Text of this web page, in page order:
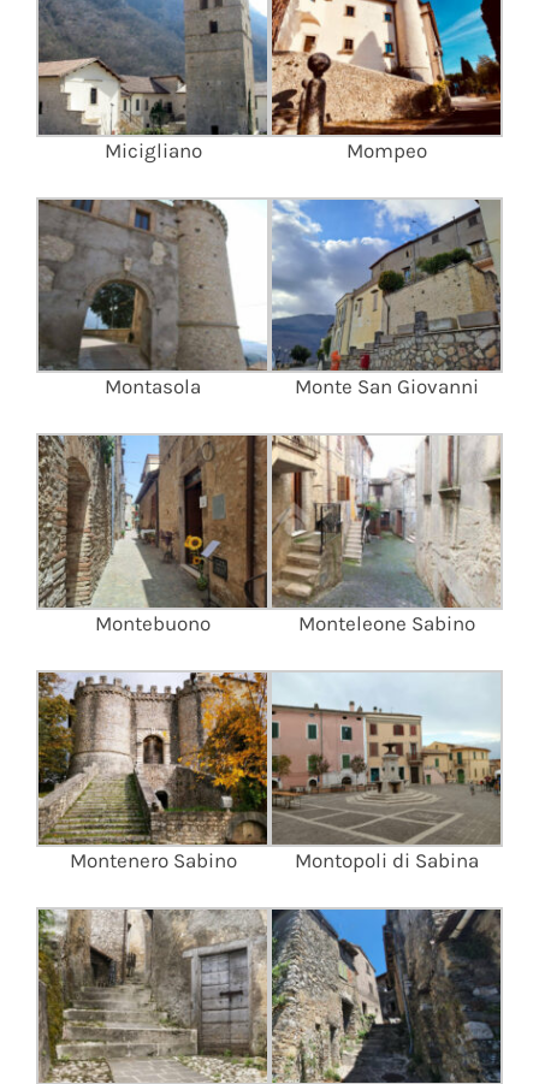
Micigliano Mompeo
Montasola Monte San Giovanni
Montebuono Monteleone Sabino
Montenero Sabino Montopoli di Sabina